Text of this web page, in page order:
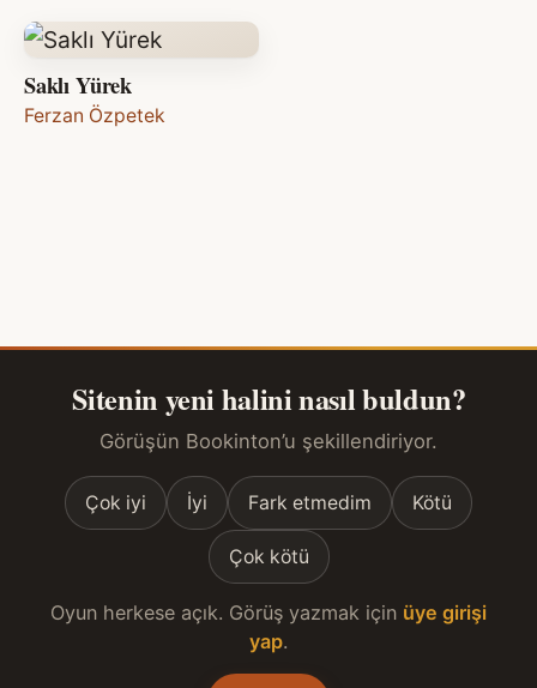
Saklı Yürek
Ferzan Özpetek
Sitenin yeni halini nasıl buldun?
Görüşün Bookinton’u şekillendiriyor.
Çok iyi İyi Fark etmedim Kötü
Çok kötü
Oyun herkese açık. Görüş yazmak için üye girişi
yap.